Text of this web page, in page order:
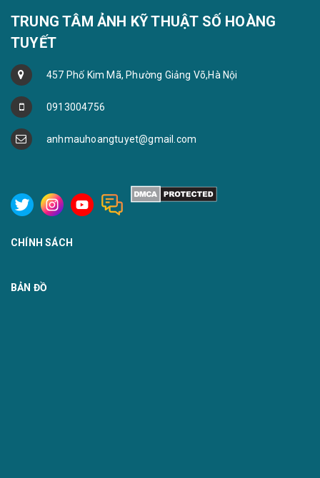
TRUNG TÂM ẢNH KỸ THUẬT SỐ HOÀNG
TUYẾT
457 Phố Kim Mã, Phường Giảng Võ,Hà Nội
0913004756
anhmauhoangtuyet@gmail.com
CHÍNH SÁCH
BẢN ĐỒ